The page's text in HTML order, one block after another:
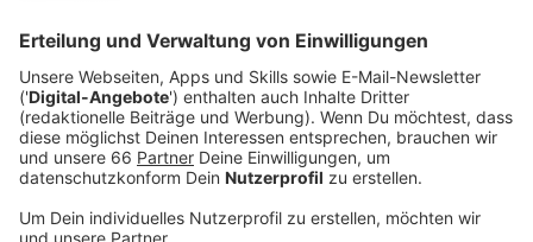
Die StadttochterConnected Mobility Düsseldorf
(CMD)hat dort neben einer Fahrradstation, Sharing-
Bäume gepflanzt und Sitz-Pflanz-Module aufgebaut.